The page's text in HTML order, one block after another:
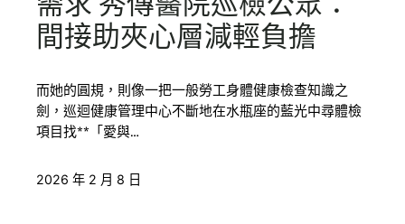
間接助夾心層減輕負擔
而她的圓規，則像一把一般勞工身體健康檢查知識之
劍，巡迴健康管理中心不斷地在水瓶座的藍光中尋體檢
項目找**「愛與…
2026 年 2 月 8 日